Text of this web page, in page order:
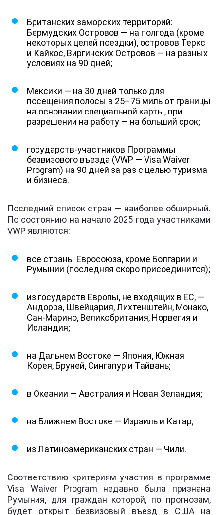
Британских заморских территорий:
Бермудских Островов — на полгода (кроме
некоторых целей поездки), островов Теркс
и Кайкос, Виргинских Островов — на разных
условиях на 90 дней;
Мексики — на 30 дней только для
посещения полосы в 25–75 миль от границы
на основании специальной карты, при
разрешении на работу — на больший срок;
государств-участников Программы
безвизового въезда (VWP — Visa Waiver
Program) на 90 дней за раз с целью туризма
и бизнеса.
Последний список стран — наиболее обширный.
По состоянию на начало 2025 года участниками
VWP являются:
все страны Евросоюза, кроме Болгарии и
Румынии (последняя скоро присоединится);
из государств Европы, не входящих в ЕС, —
Андорра, Швейцария, Лихтенштейн, Монако,
Сан-Марино, Великобритания, Норвегия и
Исландия;
на Дальнем Востоке — Япония, Южная
Корея, Бруней, Сингапур и Тайвань;
в Океании — Австралия и Новая Зеландия;
на Ближнем Востоке — Израиль и Катар;
из Латиноамериканских стран — Чили.
Соответствию критериям участия в программе
Visa Waiver Program недавно была признана
Румыния, для граждан которой, по прогнозам,
будет открыт безвизовый въезд в США на